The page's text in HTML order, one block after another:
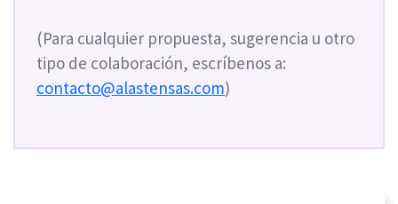
(Para cualquier propuesta, sugerencia u otro
tipo de colaboración, escríbenos a:
contacto@alastensas.com)